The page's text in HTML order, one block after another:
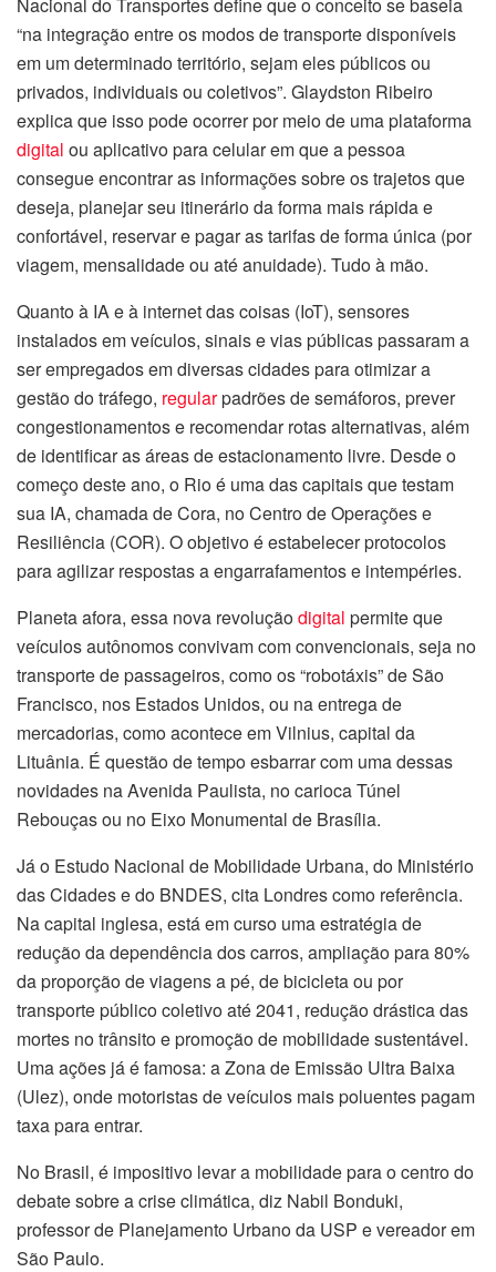
“na integração entre os modos de transporte disponíveis
em um determinado território, sejam eles públicos ou
privados, individuais ou coletivos”. Glaydston Ribeiro
explica que isso pode ocorrer por meio de uma plataforma
digital ou aplicativo para celular em que a pessoa
consegue encontrar as informações sobre os trajetos que
deseja, planejar seu itinerário da forma mais rápida e
confortável, reservar e pagar as tarifas de forma única (por
viagem, mensalidade ou até anuidade). Tudo à mão.
Quanto à IA e à internet das coisas (IoT), sensores
instalados em veículos, sinais e vias públicas passaram a
ser empregados em diversas cidades para otimizar a
gestão do tráfego, regularpadrões de semáforos, prever
congestionamentos e recomendar rotas alternativas, além
de identificar as áreas de estacionamento livre. Desde o
começo deste ano, o Rio é uma das capitais que testam
sua IA, chamada de Cora, no Centro de Operações e
Resiliência (COR). O objetivo é estabelecer protocolos
para agilizar respostas a engarrafamentos e intempéries.
Planeta afora, essa nova revoluçãodigital permite que
veículos autônomos convivam com convencionais, seja no
transporte de passageiros, como os “robotáxis” de São
Francisco, nos Estados Unidos, ou na entrega de
mercadorias, como acontece em Vilnius, capital da
Lituânia. É questão de tempo esbarrar com uma dessas
novidades na Avenida Paulista, no carioca Túnel
Rebouças ou no Eixo Monumental de Brasília.
Já o Estudo Nacional de Mobilidade Urbana, do Ministério
das Cidades e do BNDES, cita Londres como referência.
Na capital inglesa, está em curso uma estratégia de
redução da dependência dos carros, ampliação para 80%
da proporção de viagens a pé, de bicicleta ou por
transporte público coletivo até 2041, redução drástica das
mortes no trânsito e promoção de mobilidade sustentável.
Uma ações já é famosa: a Zona de Emissão Ultra Baixa
(Ulez), onde motoristas de veículos mais poluentes pagam
taxa para entrar.
No Brasil, é impositivo levar a mobilidade para o centro do
debate sobre a crise climática, diz Nabil Bonduki,
professor de Planejamento Urbano da USP e vereador em
São Paulo.